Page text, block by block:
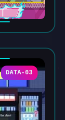
DATA-03